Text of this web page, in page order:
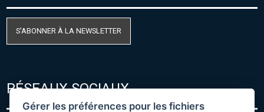
S'ABONNER À LA NEWSLETTER
RÉSEAUX SOCIAUX
Gérer les préférences pour les fichiers